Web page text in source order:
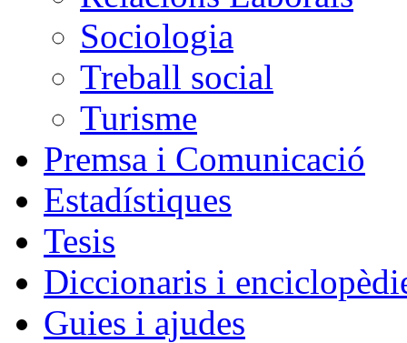
Sociologia
Treball social
Turisme
Premsa i Comunicació
Estadístiques
Tesis
Diccionaris i
Guies i ajudes